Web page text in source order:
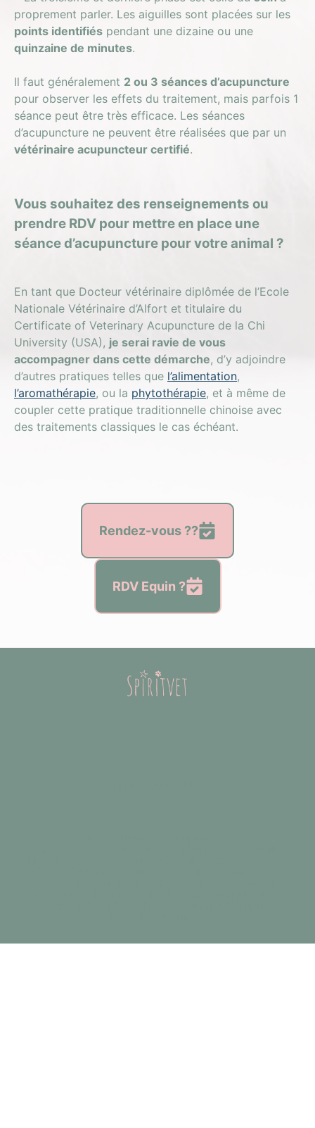
proprement parler. Les aiguilles sont placées sur les
points identifiés pendant une dizaine ou une
quinzaine de minutes.
Il faut généralement 2 ou 3 séances d’acupuncture
pour observer les effets du traitement, mais parfois 1
séance peut être très efficace. Les séances
d’acupuncture ne peuvent être réalisées que par un
vétérinaire acupuncteur certifié.
Vous souhaitez des renseignements ou
prendre RDV pour mettre en place une
séance d’acupuncture pour votre animal ?
En tant que Docteur vétérinaire diplômée de l’Ecole
Nationale Vétérinaire d’Alfort et titulaire du
Certificate of Veterinary Acupuncture de la Chi
University (USA), je serai ravie de vous
accompagner dans cette démarche, d’y adjoindre
d’autres pratiques telles que l’alimentation,
l’aromathérapie, ou la phytothérapie, et à même de
coupler cette pratique traditionnelle chinoise avec
des traitements classiques le cas échéant.
Rendez-vous ??
RDV Equin ?